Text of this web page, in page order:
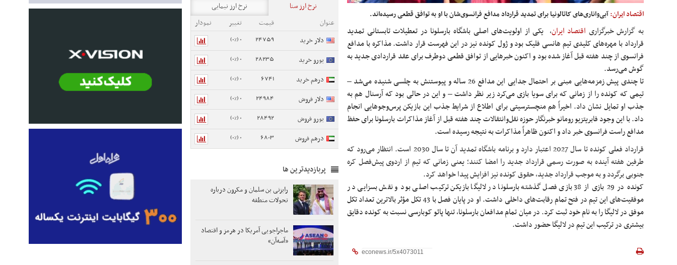
اقتصاد ایران:آبی‌و‌‌اناری‌های کاتالونیا برای تمدید قرارداد مدافع فرانسوی‌شان با او به توافق قطعی رسیده‌اند.
به گزارش خبرگزاری اقتصاد ایران، یکی از اولویت‌های اصلی باشگاه بارسلونا در تعطیلات تابستانی تمدید
قرارداد با مهره‌های کلیدی تیم هانسی فلیک بود و ژول کونده نیز در این فهرست قرار داشت. مذاکره با مدافع
فرانسوی از چند هفته قبل آغاز شده بود و اکنون خبرهایی از توافق قطعی دوطرف برای عقد قراردادی جدید به
گوش می‌رسد.
تا چندی پیش زمزمه‌هایی مبنی بر احتمال جدایی این مدافع 26 ساله و پیوستنش به چلسی شنیده می‌شد –
تیمی که کونده را از زمانی که برای سویا بازی می‌کرد زیر نظر داشت – و این در حالی بود که آرسنال هم به
جذب او تمایل نشان داد. اخیراً هم منچسترسیتی برای اطلاع از شرایط جذب این بازیکن پرس‌و‌جوهایی انجام
داد. با این وجود فابریتزیو رومانو خبرنگار حوزه نقل‌وانتقالات چند هفته قبل از آغاز مذاکرات بارسلونا برای حفظ
مدافع راست فرانسوی خبر داد و اکنون ظاهراً مذاکرات به نتیجه رسیده است.
قرارداد فعلی کونده تا سال 2027 اعتبار دارد و برنامه باشگاه تمدید آن تا سال 2030 است. انتظار می‌رود که
طرفین هفته آینده به صورت رسمی قرارداد جدید را امضا کنند؛ یعنی زمانی که تیم از اردوی پیش‌فصل کره
جنوبی برگردد و به موجب قرارداد جدید، حقوق کونده نیز افزایش پیدا خواهد کرد.
کونده در 29 بازی از 38 بازی فصل گذشته بارسلونا در لالیگا بازیکن ترکیب اصلی بود و نقش بسزایی در
موفقیت‌های این تیم در فتح تمام رقابت‌های داخلی داشت. او در پایان فصل با 43 تکل مؤثر بالاترین تعداد تکل
موفق در لالیگا را به نام خود ثبت کرد. در میان تمام مدافعان بارسلونا، تنها پائو کوبارسی نسبت به کونده دقایق
بیشتری در ترکیب این تیم در لالیگا حضور داشت.
نرخ ارز سنا
نرخ ارز نیمایی
عنوان
قیمت تغییر
نمودار
دلار خرید
24759
0 (0%)
یورو خرید 28235
0 (0%)
درهم خرید 6741
0 (0%)
دلار فروش 24984
0 (0%)
یورو فروش 28492
0 (0%)
درهم فروش 6803
0 (0%)
پربازدیدترین ها
رایزنی بن سلمان و مکرون درباره
تحولات منطقه
ماجراجویی آمریکا در هرمز و اقتصاد
«آسه‌آن»